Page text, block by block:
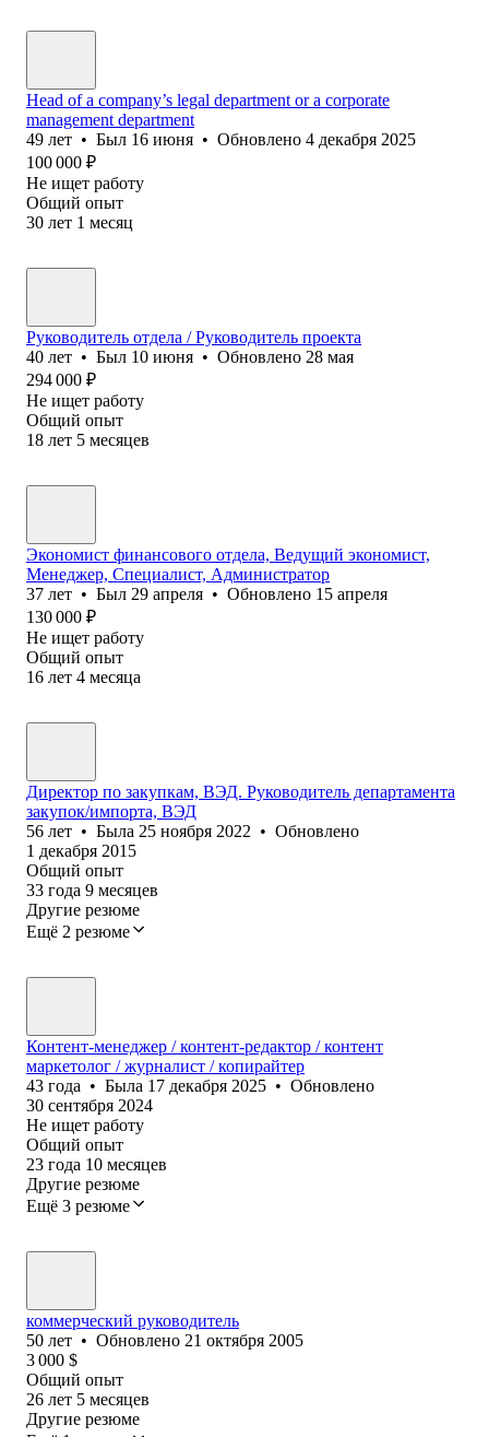
Head of a company’s legal department or a corporate
management department
49 лет • Был 16 июня • Обновлено 4 декабря 2025
100 000 ₽
Не ищет работу
Общий опыт
30 лет 1 месяц
Руководитель отдела / Руководитель проекта
40 лет • Был 10 июня • Обновлено 28 мая
294 000 ₽
Не ищет работу
Общий опыт
18 лет 5 месяцев
Экономист финансового отдела, Ведущий экономист,
Менеджер, Специалист, Администратор
37 лет • Был 29 апреля • Обновлено 15 апреля
130 000 ₽
Не ищет работу
Общий опыт
16 лет 4 месяца
Директор по закупкам, ВЭД. Руководитель департамента
закупок/импорта, ВЭД
56 лет • Была 25 ноября 2022 • Обновлено
1 декабря 2015
Общий опыт
33 года 9 месяцев
Другие резюме
Ещё 2 резюме
Контент-менеджер / контент-редактор / контент
маркетолог / журналист / копирайтер
43 года • Была 17 декабря 2025 • Обновлено
30 сентября 2024
Не ищет работу
Общий опыт
23 года 10 месяцев
Другие резюме
Ещё 3 резюме
коммерческий руководитель
50 лет • Обновлено 21 октября 2005
3 000 $
Общий опыт
26 лет 5 месяцев
Другие резюме